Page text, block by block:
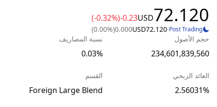
72.120
USD
-0.23
(-0.32%)
Post Trading
·
72.120
USD
0.000
(0.00%)
حجم الأصول
234,601,839,560
نسبة المصاريف
0.03%
العائد الربحي
2.56031%
القسم
Foreign Large Blend